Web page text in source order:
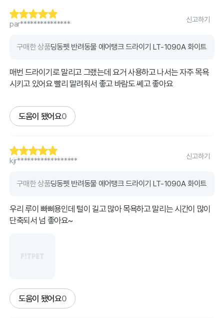
par***************
신고하기
구매한 상품딩동펫 반려동물 에어탱크 드라이기 LT-1090A 화이트
매번 드라이기로 말리고 그랬는데 요거 사용하고 나서는 자주 목욕
시키고 있어요 빨리 말려줘서 좋고 바람도 쎄고 좋아요
도움이 됐어요0
kjr******************
신고하기
구매한 상품딩동펫 반려동물 에어탱크 드라이기 LT-1090A 화이트
우리 루이 빠삐용인데 털이 길고 많아 목욕하고 말리는 시간이 많이
단축되서 넘 좋아요~
도움이 됐어요0